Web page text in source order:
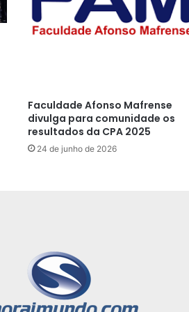
Faculdade Afonso Mafrense
divulga para comunidade os
resultados da CPA 2025
24 de junho de 2026